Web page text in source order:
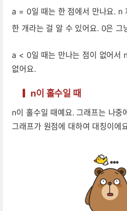
a = 0일 때는 한 점에서 만나요. n
한 개라는 걸 알 수 있어요. 0은 그
a < 0일 때는 만나는 점이 없어서
없어요.
n이 홀수일 때
n이 홀수일 때예요. 그래프는 나중
그래프가 원점에 대하여 대칭이에